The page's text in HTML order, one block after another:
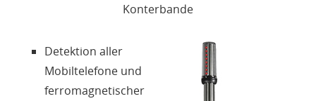
Kontakte
Konterbande
Detektion aller
Mobiltelefone und
ferromagnetischer